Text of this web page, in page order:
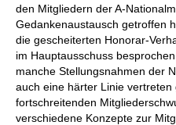
den Mitgliedern der A-
Gedankenaustausch getroffen
die gescheiterten Honorar-
im Hauptausschuss
manche Stellungsnahmen der
auch eine härter Linie vertreten
fortschreitenden
verschiedene Konzepte zur